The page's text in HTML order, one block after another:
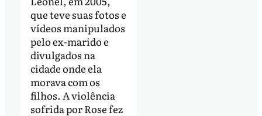
que teve suas fotos e
vídeos manipulados
pelo ex-marido e
divulgados na
cidade onde ela
morava com os
filhos. A violência
sofrida por Rose fez